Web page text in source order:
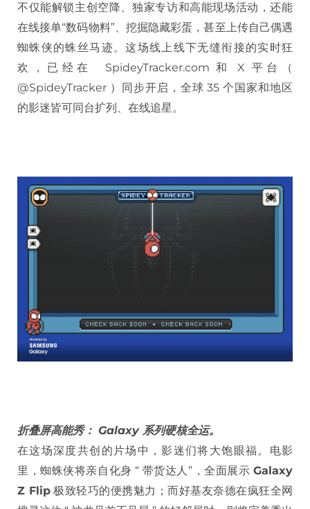
不仅能解锁主创空降、独家专访和高能现场活动，还能
在线接单“数码物料”、挖掘隐藏彩蛋，甚至上传自己偶遇
蜘蛛侠的蛛丝马迹。这场线上线下无缝衔接的实时狂
欢，已经在 SpideyTracker.com 和 X 平台（
@SpideyTracker ）同步开启，全球 35 个国家和地区
的影迷皆可同台扩列、在线追星。
折叠屏高能秀： Galaxy 系列硬核全运。
在这场深度共创的片场中，影迷们将大饱眼福。电影
里，蜘蛛侠将亲自化身 “ 带货达人”，全面展示 Galaxy
Z Flip极致轻巧的便携魅力；而好基友奈德在疯狂全网